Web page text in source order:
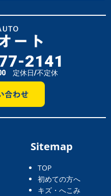
2141
定休日/不定休
Sitemap
TOP
初めての方へ
キズ・へこみ